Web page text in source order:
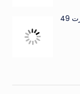
أسعار ومواصفات ومميزات شاشة توشيبا سمارت 49